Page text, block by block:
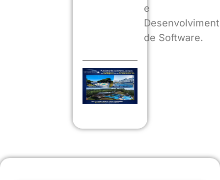
e
de Software.